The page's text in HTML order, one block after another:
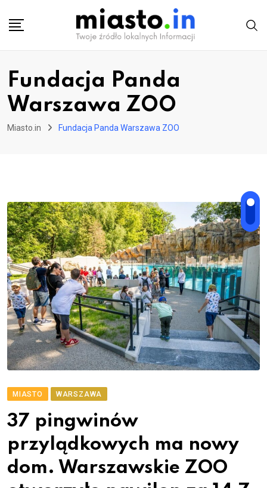
Fundacja Panda
Warszawa ZOO
Miasto.in Fundacja Panda Warszawa ZOO
MIASTO WARSZAWA
37 pingwinów
przylądkowych ma nowy
dom. Warszawskie ZOO